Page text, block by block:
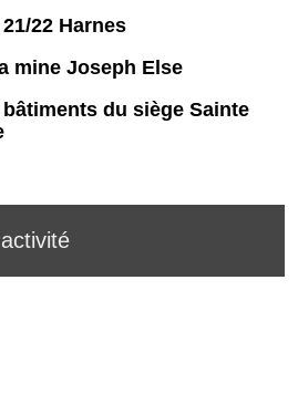
22 Harnes
mine Joseph Else
du siège Sainte